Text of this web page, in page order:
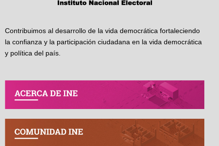
Contribuimos al desarrollo de la vida democrática fortaleciendo
la confianza y la participación ciudadana en la vida democrática
y política del país.